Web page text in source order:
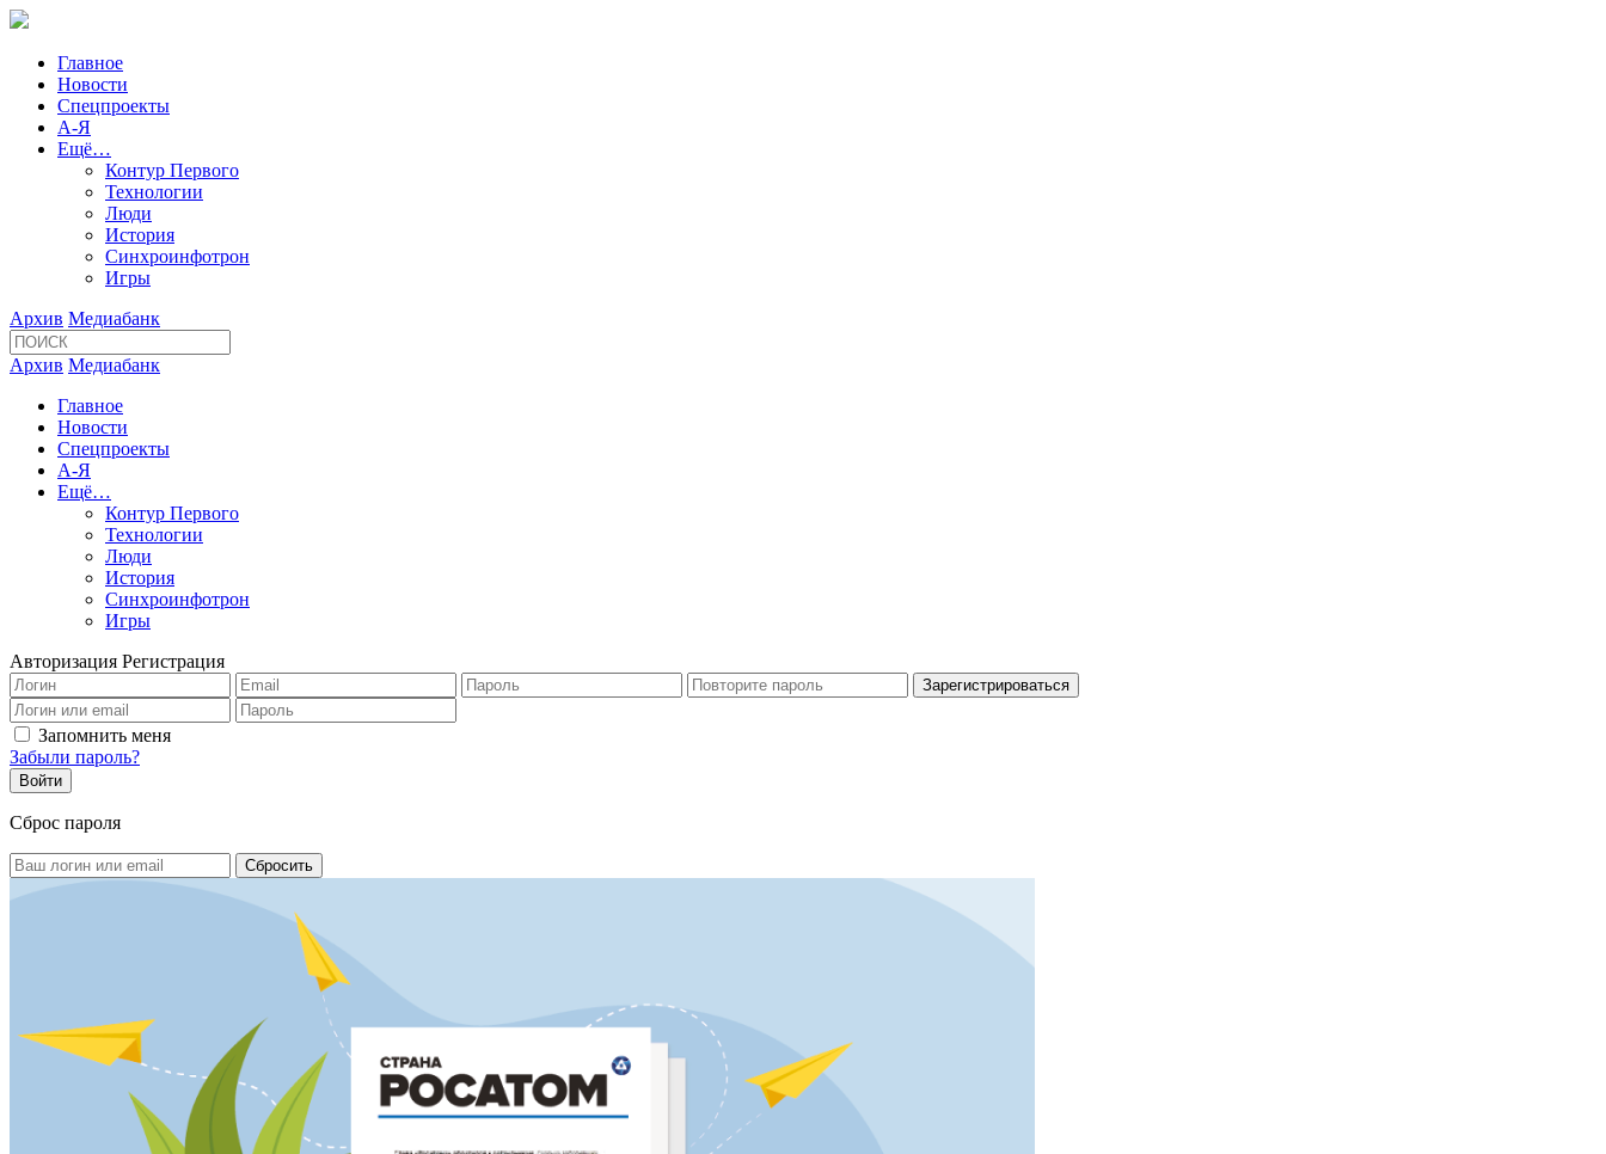
Главное
Новости
Спецпроекты
А-Я
Ещё…
Контур Первого
Технологии
Люди
История
Синхроинфотрон
Игры
Архив Медиабанк
Архив Медиабанк
Главное
Новости
Спецпроекты
А-Я
Ещё…
Контур Первого
Технологии
Люди
История
Синхроинфотрон
Игры
Авторизация Регистрация
Запомнить меня
Забыли пароль?
Сброс пароля